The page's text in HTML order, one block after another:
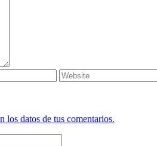
los datos de tus comentarios.